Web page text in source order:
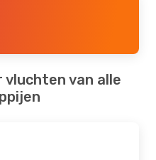
vluchten van alle